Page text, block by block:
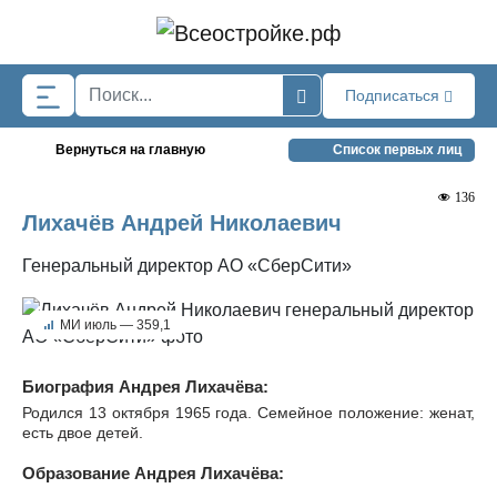
Подписаться
Вернуться на главную Список первых лиц
Лихачёв Андрей Николаевич
136
Генеральный директор АО «СберСити»
МИ июль — 359,1
Биография Андрея Лихачёва:
Родился 13 октября 1965 года. Семейное положение: женат,
есть двое детей.
Образование Андрея Лихачёва: